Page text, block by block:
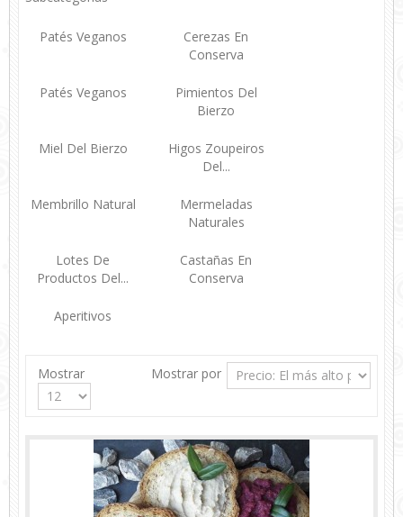
Patés Veganos
Cerezas En
Conserva
Patés Veganos
Pimientos Del
Bierzo
Miel Del Bierzo
Higos Zoupeiros
Del...
Membrillo Natural
Mermeladas
Naturales
Lotes De
Productos Del...
Castañas En
Conserva
Aperitivos
Mostrar por
Mostrar